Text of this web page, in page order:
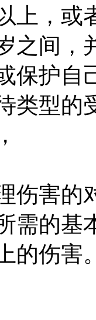
上，或
之间
保护自
类型的
伤害的
需的基
的伤害